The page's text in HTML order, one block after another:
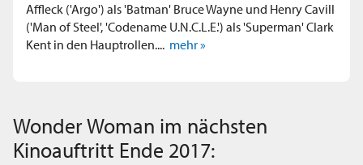
Affleck ('Argo') als 'Batman' Bruce Wayne und Henry Cavill
('Man of Steel', 'Codename U.N.C.L.E.') als 'Superman' Clark
Kent in den Hauptrollen.... mehr »
Wonder Woman im nächsten
Kinoauftritt Ende 2017: